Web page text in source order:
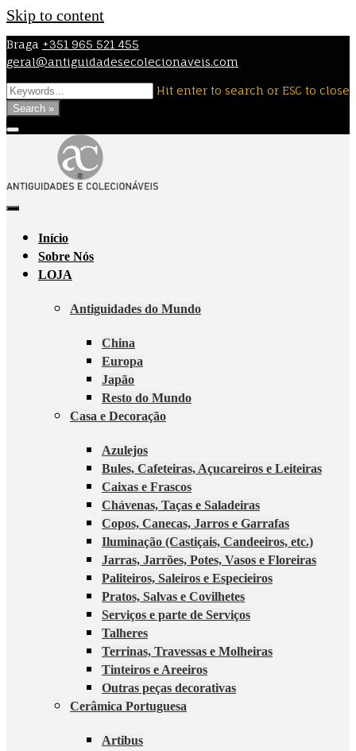
Skip to content
Braga +351 965 521 455
geral@antiguidadesecolecionaveis.com
Hit enter to search or ESC to close
Search »
Início
Sobre Nós
LOJA
Antiguidades do Mundo
China
Europa
Japão
Resto do Mundo
Casa e Decoração
Azulejos
Bules, Cafeteiras, Açucareiros e Leiteiras
Caixas e Frascos
Chávenas, Taças e Saladeiras
Copos, Canecas, Jarros e Garrafas
Iluminação (Castiçais, Candeeiros, etc.)
Jarras, Jarrões, Potes, Vasos e Floreiras
Paliteiros, Saleiros e Especieiros
Pratos, Salvas e Covilhetes
Serviços e parte de Serviços
Talheres
Terrinas, Travessas e Molheiras
Tinteiros e Areeiros
Outras peças decorativas
Cerâmica Portuguesa
Artibus